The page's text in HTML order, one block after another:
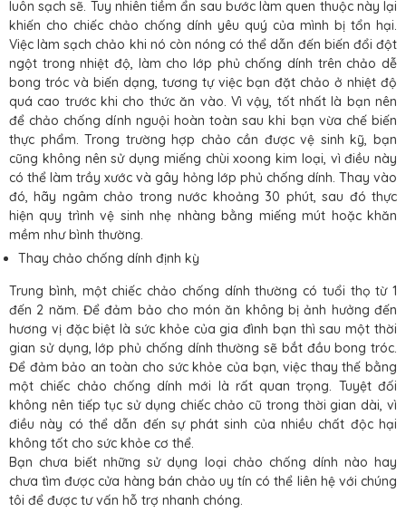
luôn sạch sẽ. Tuy nhiên tiềm ẩn sau bước làm quen thuộc này lại
khiến cho chiếc chảo chống dính yêu quý của mình bị tổn hại.
Việc làm sạch chảo khi nó còn nóng có thể dẫn đến biến đổi đột
ngột trong nhiệt độ, làm cho lớp phủ chống dính trên chảo dễ
bong tróc và biến dạng, tương tự việc bạn đặt chảo ở nhiệt độ
quá cao trước khi cho thức ăn vào. Vì vậy, tốt nhất là bạn nên
để chảo chống dính nguội hoàn toàn sau khi bạn vừa chế biến
thực phẩm. Trong trường hợp chảo cần được vệ sinh kỹ, bạn
cũng không nên sử dụng miếng chùi xoong kim loại, vì điều này
có thể làm trầy xước và gây hỏng lớp phủ chống dính. Thay vào
đó, hãy ngâm chảo trong nước khoảng 30 phút, sau đó thực
hiện quy trình vệ sinh nhẹ nhàng bằng miếng mút hoặc khăn
mềm như bình thường.
Thay chảo chống dính định kỳ
Trung bình, một chiếc chảo chống dính thường có tuổi thọ từ 1
đến 2 năm. Để đảm bảo cho món ăn không bị ảnh hưởng đến
hương vị đặc biệt là sức khỏe của gia đình bạn thì sau một thời
gian sử dụng, lớp phủ chống dính thường sẽ bắt đầu bong tróc.
Để đảm bảo an toàn cho sức khỏe của bạn, việc thay thế bằng
một chiếc chảo chống dính mới là rất quan trọng. Tuyệt đối
không nên tiếp tục sử dụng chiếc chảo cũ trong thời gian dài, vì
điều này có thể dẫn đến sự phát sinh của nhiều chất độc hại
không tốt cho sức khỏe cơ thể.
Bạn chưa biết những sử dụng loại chảo chống dính nào hay
chưa tìm được cửa hàng bán chảo uy tín có thể liên hệ với chúng
tôi để được tư vấn hỗ trợ nhanh chóng.